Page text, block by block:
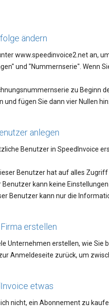
ändern
www.speedinvoice2.net an,
und "Nummernserie". Wenn
zu Beginn
und fügen Sie dann vier Nullen
anlegen
Benutzer in SpeedInvoice
Benutzer hat auf alles Zugriff
Benutzer kann keine
Benutzer kann nur die
erstellen
Unternehmen erstellen, wie Sie
Anmeldeseite zurück, um
etwas
nicht, ein Abonnement zu